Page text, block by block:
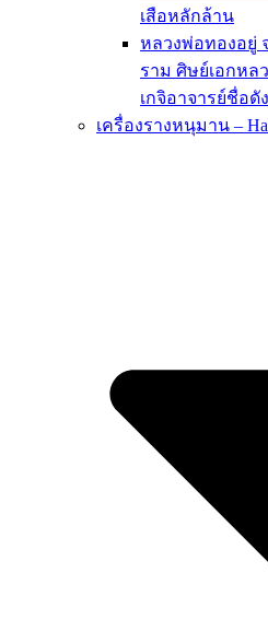
เสือหลักล้าน
หลวงพ่อทองอยู่
ราม ศิษย์เอกหล
เกจิอาจารย์ชื่อ
เครื่องรางหนุมาน –